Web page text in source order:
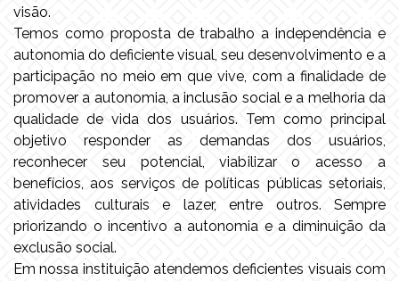
visão.
Temos como proposta de trabalho a independência e
autonomia do deficiente visual, seu desenvolvimento e a
participação no meio em que vive, com a finalidade de
promover a autonomia, a inclusão social e a melhoria da
qualidade de vida dos usuários. Tem como principal
objetivo responder as demandas dos usuários,
reconhecer seu potencial, viabilizar o acesso a
benefícios, aos serviços de políticas públicas setoriais,
atividades culturais e lazer, entre outros. Sempre
priorizando o incentivo a autonomia e a diminuição da
exclusão social.
Em nossa instituição atendemos deficientes visuais com